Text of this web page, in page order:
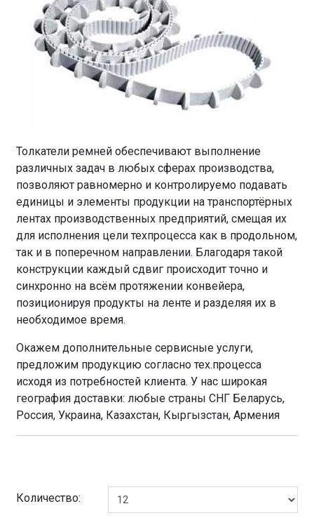
Толкатели ремней обеспечивают выполнение
различных задач в любых сферах производства,
позволяют равномерно и контролируемо подавать
единицы и элементы продукции на транспортёрных
лентах производственных предприятий, смещая их
для исполнения цели техпроцесса как в продольном,
так и в поперечном направлении. Благодаря такой
конструкции каждый сдвиг происходит точно и
синхронно на всём протяжении конвейера,
позиционируя продукты на ленте и разделяя их в
необходимое время.
Окажем дополнительные сервисные услуги,
предложим продукцию согласно тех.процесса
исходя из потребностей клиента. У нас широкая
география доставки: любые страны СНГ Беларусь,
Россия, Украина, Казахстан, Кыргызстан, Армения
Количество: